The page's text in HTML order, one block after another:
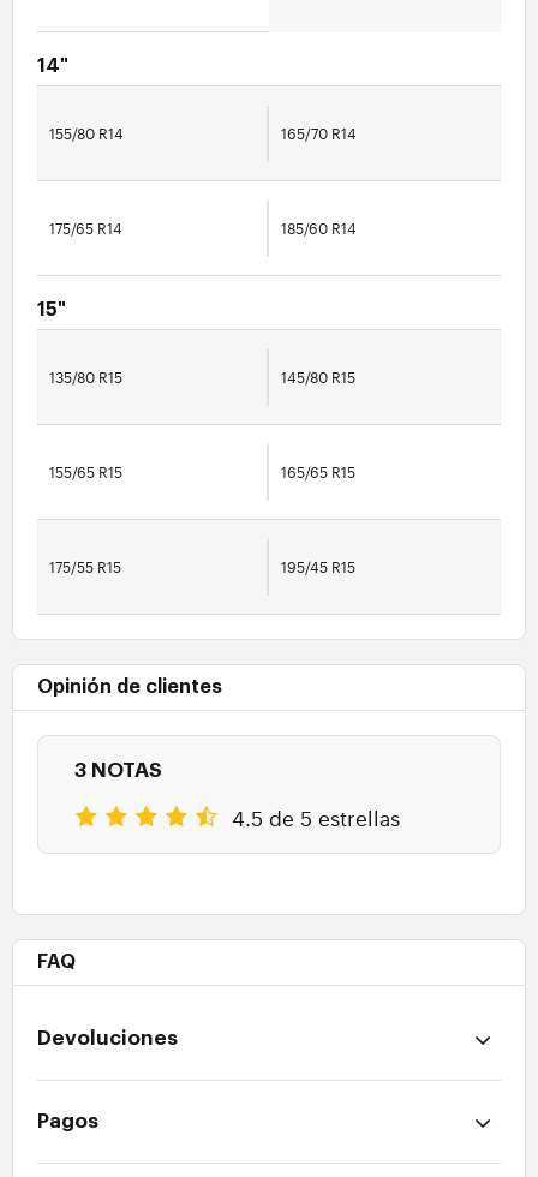
14"
155/80 R14 165/70 R14
175/65 R14 185/60 R14
15"
135/80 R15 145/80 R15
155/65 R15 165/65 R15
175/55 R15 195/45 R15
Opinión de clientes
3 NOTAS
4.5 de 5 estrellas
FAQ
Devoluciones
Pagos